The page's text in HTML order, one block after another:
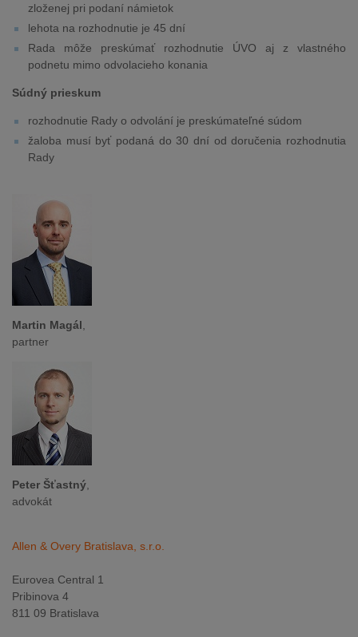
zloženej pri podaní námietok
lehota na rozhodnutie je 45 dní
Rada môže preskúmať rozhodnutie ÚVO aj z vlastného
podnetu mimo odvolacieho konania
Súdný prieskum
rozhodnutie Rady o odvolání je preskúmateľné súdom
žaloba musí byť podaná do 30 dní od doručenia rozhodnutia
Rady
Martin Magál
partner
Peter Šťastný
advokát
Allen & Overy Bratislava, s.r.o.
Eurovea Central 1
Pribinova 4
811 09 Bratislava